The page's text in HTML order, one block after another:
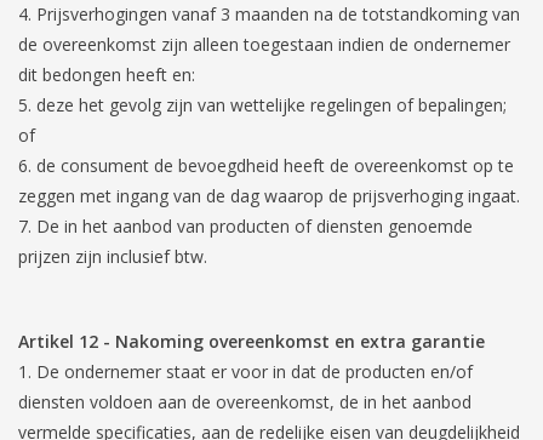
Prijsverhogingen vanaf 3 maanden na de totstandkoming van
de overeenkomst zijn alleen toegestaan indien de ondernemer
dit bedongen heeft en:
deze het gevolg zijn van wettelijke regelingen of bepalingen;
of
de consument de bevoegdheid heeft de overeenkomst op te
zeggen met ingang van de dag waarop de prijsverhoging ingaat.
De in het aanbod van producten of diensten genoemde
prijzen zijn inclusief btw.
Artikel 12 - Nakoming overeenkomst en extra garantie
De ondernemer staat er voor in dat de producten en/of
diensten voldoen aan de overeenkomst, de in het aanbod
vermelde specificaties, aan de redelijke eisen van deugdelijkheid